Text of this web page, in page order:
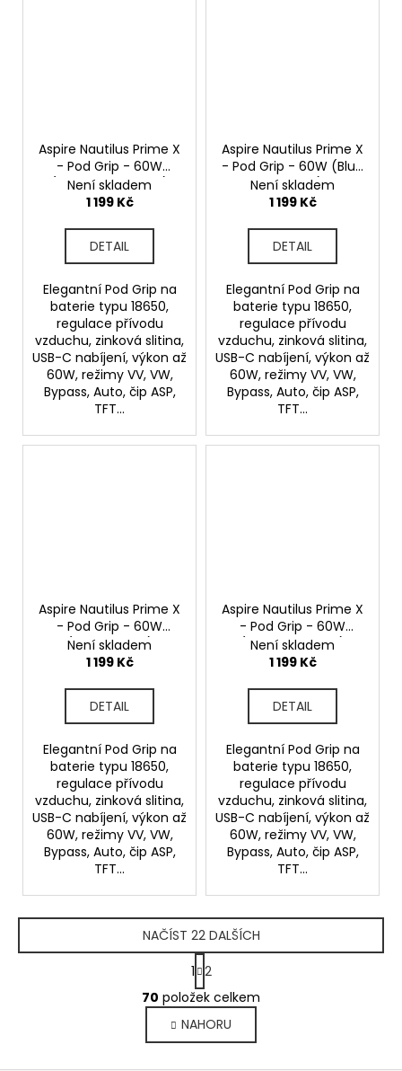
Aspire Nautilus Prime X
- Pod Grip - 60W
(Maroon Gradient)
Není skladem
1 199 Kč
DETAIL
Elegantní Pod Grip na
baterie typu 18650,
regulace přívodu
vzduchu, zinková slitina,
USB-C nabíjení, výkon až
60W, režimy VV, VW,
Bypass, Auto, čip ASP,
TFT...
Aspire Nautilus Prime X
- Pod Grip - 60W (Blue
Gradient)
Není skladem
1 199 Kč
DETAIL
Elegantní Pod Grip na
baterie typu 18650,
regulace přívodu
vzduchu, zinková slitina,
USB-C nabíjení, výkon až
60W, režimy VV, VW,
Bypass, Auto, čip ASP,
TFT...
Aspire Nautilus Prime X
- Pod Grip - 60W
(Retro Brown)
Není skladem
1 199 Kč
DETAIL
Elegantní Pod Grip na
baterie typu 18650,
regulace přívodu
vzduchu, zinková slitina,
USB-C nabíjení, výkon až
60W, režimy VV, VW,
Bypass, Auto, čip ASP,
TFT...
Aspire Nautilus Prime X
- Pod Grip - 60W
(Charcoal Black)
Není skladem
1 199 Kč
DETAIL
Elegantní Pod Grip na
baterie typu 18650,
regulace přívodu
vzduchu, zinková slitina,
USB-C nabíjení, výkon až
60W, režimy VV, VW,
Bypass, Auto, čip ASP,
TFT...
O
v
l
á
NAČÍST 22 DALŠÍCH
S
t
r
á
n
k
o
1 2
70 položek celkem
NAHORU